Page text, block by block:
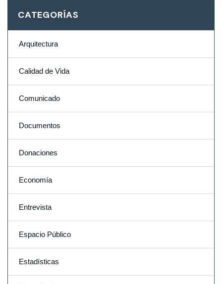
CATEGORÍAS
Arquitectura
Calidad de Vida
Comunicado
Documentos
Donaciones
Economía
Entrevista
Espacio Público
Estadísticas